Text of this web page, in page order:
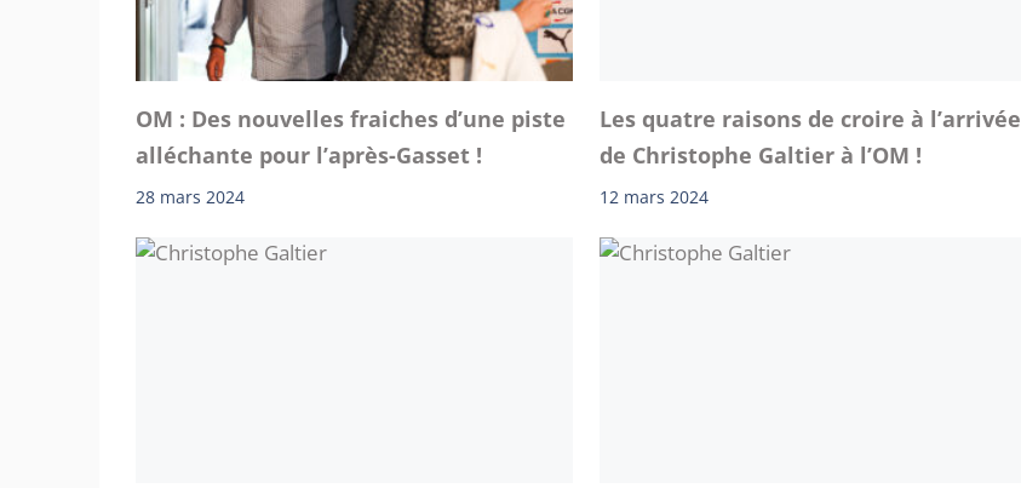
OM : Des nouvelles fraiches d’une piste
alléchante pour l’après-Gasset !
28 mars 2024
Les quatre raisons de croire à l’arrivée
de Christophe Galtier à l’OM !
12 mars 2024